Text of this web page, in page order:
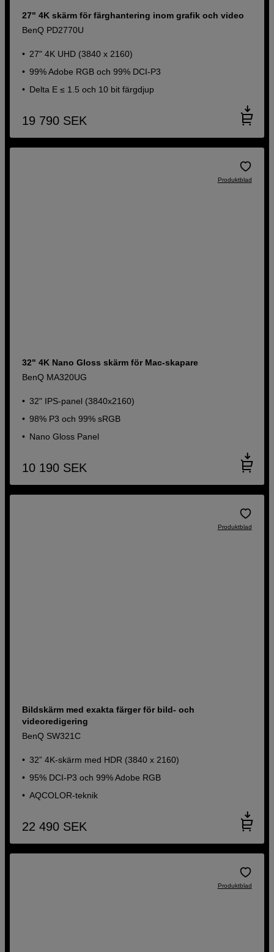
27" 4K skärm för färghantering inom grafik och video
BenQ PD2770U
27" 4K UHD (3840 x 2160)
99% Adobe RGB och 99% DCI-P3
Delta E ≤ 1.5 och 10 bit färgdjup
19 790 SEK
Produktblad
32" 4K Nano Gloss skärm för Mac-skapare
BenQ MA320UG
32" IPS-panel (3840x2160)
98% P3 och 99% sRGB
Nano Gloss Panel
10 190 SEK
Produktblad
Bildskärm med exakta färger för bild- och
videoredigering
BenQ SW321C
32” 4K-skärm med HDR (3840 x 2160)
95% DCI-P3 och 99% Adobe RGB
AQCOLOR-teknik
22 490 SEK
Produktblad